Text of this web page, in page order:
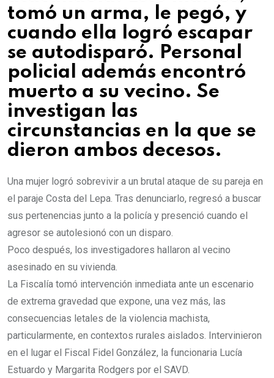
tomó un arma, le pegó, y
cuando ella logró escapar
se autodisparó. Personal
policial además encontró
muerto a su vecino. Se
investigan las
circunstancias en la que se
dieron ambos decesos.
Una mujer logró sobrevivir a un brutal ataque de su pareja en
el paraje Costa del Lepa. Tras denunciarlo, regresó a buscar
sus pertenencias junto a la policía y presenció cuando el
agresor se autolesionó con un disparo.
Poco después, los investigadores hallaron al vecino
asesinado en su vivienda.
La Fiscalía tomó intervención inmediata ante un escenario
de extrema gravedad que expone, una vez más, las
consecuencias letales de la violencia machista,
particularmente, en contextos rurales aislados. Intervinieron
en el lugar el Fiscal Fidel González, la funcionaria Lucía
Estuardo y Margarita Rodgers por el SAVD.